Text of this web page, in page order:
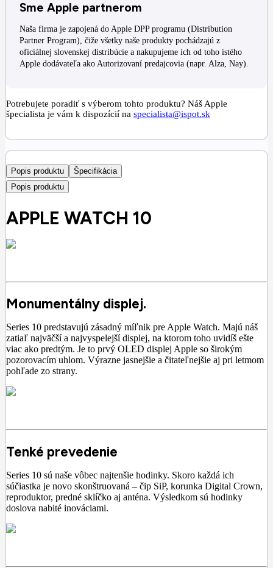
Sme Apple partnerom
Naša firma je zapojená do Apple DPP programu (Distribution
Partner Program), čiže všetky naše produkty pochádzajú z
oficiálnej slovenskej distribúcie a nakupujeme ich od toho istého
Apple dodávateľa ako Autorizovaní predajcovia (napr. Alza, Nay).
Potrebujete poradiť s výberom tohto produktu? Náš Apple
špecialista je vám k dispozícií na specialista@ispot.sk
Popis produktu
Špecifikácia
Popis produktu
APPLE WATCH 10
Monumentálny displej.
Series 10 predstavujú zásadný míľnik pre Apple Watch. Majú náš
zatiaľ najväčší a najvyspelejší displej, na ktorom toho uvidíš ešte
viac ako predtým. Je to prvý OLED displej Apple so širokým
pozorovacím uhlom. Výrazne jasnejšie a čitateľnejšie aj pri letmom
pohľade zo strany.
Tenké prevedenie
Series 10 sú naše vôbec najtenšie hodinky. Skoro každá ich
súčiastka je novo skonštruovaná – čip SiP, korunka Digital Crown,
reproduktor, predné sklíčko aj anténa. Výsledkom sú hodinky
doslova nabité inováciami.